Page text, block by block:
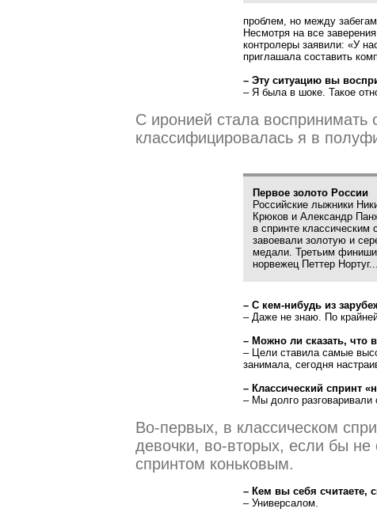
проблем, но между
Несмотря на все
контролеры заявили: «У
приглашала составить
– Эту ситуацию вы
– Я была в шоке. Такое
С иронией стала воспринимать
классифицировалась я в
Первое золото России
Российские лыжники
Крюков и Александр
в спринте классическим
завоевали золотую и
медали. Третьим
норвежец Петтер
– С кем-нибудь из
– Даже не знаю. По
– Можно ли сказать, что
– Цели ставила самые
занимала, сегодня
– Классический спринт
– Мы долго разговаривали
Во-первых, в классическом
девочки, во-вторых, если бы не
спринтом коньковым.
– Кем вы себя считаете,
– Универсалом.